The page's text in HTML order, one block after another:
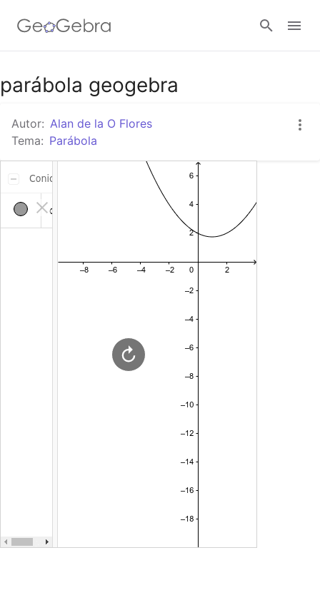
Google Classroom
GeoGebra Classroom
Abrir sesión
parábola geogebra
Autor: Alan de la O Flores
Tema: Parábola